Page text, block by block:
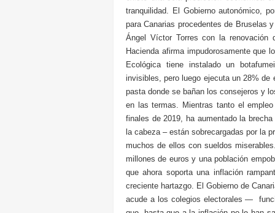
tranquilidad. El Gobierno autonómico,
para Canarias procedentes de Bruselas
Ángel Víctor Torres con la renovación
Hacienda afirma impudorosamente que
Ecológica tiene instalado un
invisibles, pero luego ejecuta un 28%
pasta donde se bañan los consejeros y
en las termas. Mientras tanto el
finales de 2019, ha aumentado la
la cabeza – están sobrecargadas por la
muchos de ellos con sueldos
millones de euros y una población
que ahora soporta una inflación
creciente hartazgo. El Gobierno de
acude a los colegios electorales —